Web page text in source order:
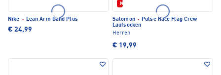
Nike · Lean Arm Band Plus
€ 24,99
Neu
Salomon · Pulse Race Flag Crew
Laufsocken
Herren
€ 19,99